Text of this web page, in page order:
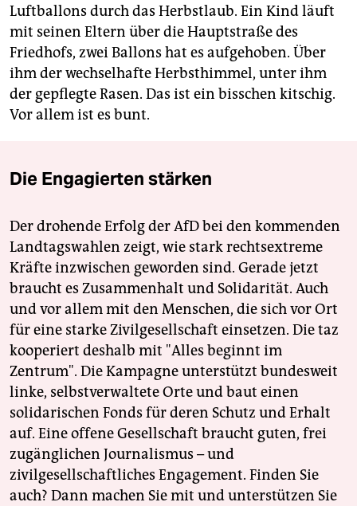
Luftballons durch das Herbstlaub. Ein Kind läuft
mit seinen Eltern über die Hauptstraße des
Friedhofs, zwei Ballons hat es aufgehoben. Über
ihm der wechselhafte Herbsthimmel, unter ihm
der gepflegte Rasen. Das ist ein bisschen kitschig.
Vor allem ist es bunt.
Die Engagierten stärken
Der drohende Erfolg der AfD bei den kommenden
Landtagswahlen zeigt, wie stark rechtsextreme
Kräfte inzwischen geworden sind. Gerade jetzt
braucht es Zusammenhalt und Solidarität. Auch
und vor allem mit den Menschen, die sich vor Ort
für eine starke Zivilgesellschaft einsetzen. Die taz
kooperiert deshalb mit "Alles beginnt im
Zentrum". Die Kampagne unterstützt bundesweit
linke, selbstverwaltete Orte und baut einen
solidarischen Fonds für deren Schutz und Erhalt
auf. Eine offene Gesellschaft braucht guten, frei
zugänglichen Journalismus – und
zivilgesellschaftliches Engagement. Finden Sie
auch? Dann machen Sie mit und unterstützen Sie